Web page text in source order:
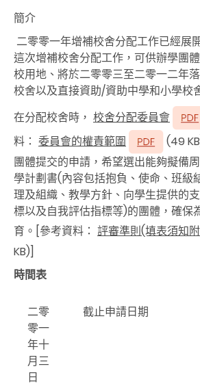
簡介
二零零一年增補校舍分配工作已經展
這次增補校舍分配工作，可供辦學團
校用地、將於二零零三至二零一二年
校舍以及直接資助/資助中學和小學校
在分配校舍時， 校舍分配委員會
料： 委員會的權責範圍
(49
團體提交的申請，希望選出能夠擬備
學計劃書(內容包括抱負、使命、班級
理及組織、教學方針、向學生提供的
標以及自我評估指標等)的團體，確保
育。[參考資料： 評審準則(填表須知
KB)]
時間表
二零
零一
年十
月三
日
截止申請日期